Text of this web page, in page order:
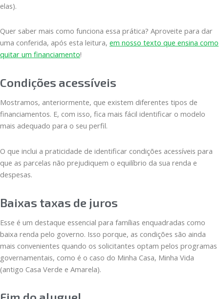
elas).
Quer saber mais como funciona essa prática? Aproveite para dar
uma conferida, após esta leitura, em nosso texto que ensina como
quitar um financiamento!
Condições acessíveis
Mostramos, anteriormente, que existem diferentes tipos de
financiamentos. E, com isso, fica mais fácil identificar o modelo
mais adequado para o seu perfil.
O que inclui a praticidade de identificar condições acessíveis para
que as parcelas não prejudiquem o equilíbrio da sua renda e
despesas.
Baixas taxas de juros
Esse é um destaque essencial para famílias enquadradas como
baixa renda pelo governo. Isso porque, as condições são ainda
mais convenientes quando os solicitantes optam pelos programas
governamentais, como é o caso do Minha Casa, Minha Vida
(antigo Casa Verde e Amarela).